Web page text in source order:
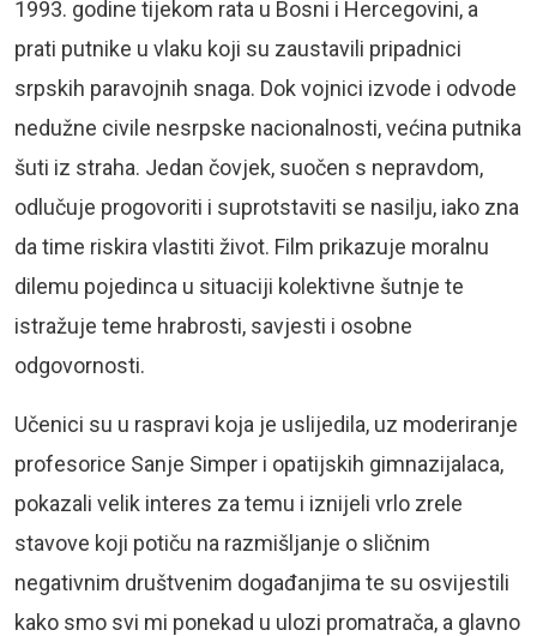
1993. godine tijekom rata u Bosni i Hercegovini, a
prati putnike u vlaku koji su zaustavili pripadnici
srpskih paravojnih snaga. Dok vojnici izvode i odvode
nedužne civile nesrpske nacionalnosti, većina putnika
šuti iz straha. Jedan čovjek, suočen s nepravdom,
odlučuje progovoriti i suprotstaviti se nasilju, iako zna
da time riskira vlastiti život. Film prikazuje moralnu
dilemu pojedinca u situaciji kolektivne šutnje te
istražuje teme hrabrosti, savjesti i osobne
odgovornosti.
Učenici su u raspravi koja je uslijedila, uz moderiranje
profesorice Sanje Simper i opatijskih gimnazijalaca,
pokazali velik interes za temu i iznijeli vrlo zrele
stavove koji potiču na razmišljanje o sličnim
negativnim društvenim događanjima te su osvijestili
kako smo svi mi ponekad u ulozi promatrača, a glavno